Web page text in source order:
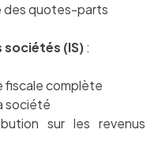
des quotes-parts
sociétés (IS):
fiscale complète
société
sur les revenus